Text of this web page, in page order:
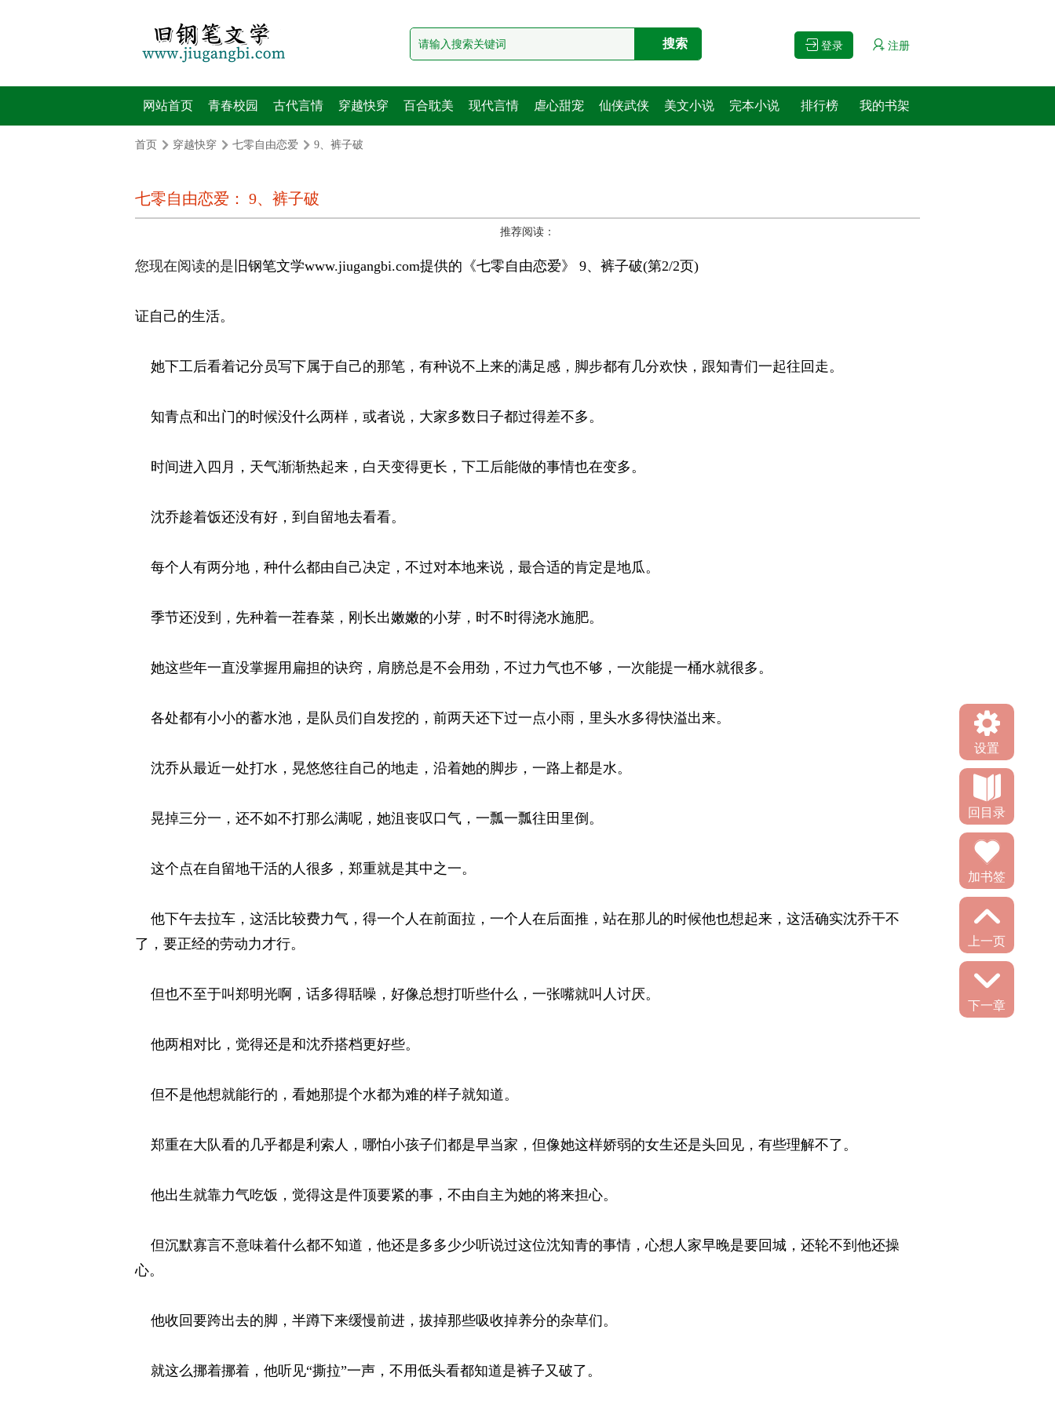
登录 注册
网站首页 青春校园 古代言情 穿越快穿 百合耽美 现代言情 虐心甜宠 仙侠武侠 美文小说 完本小说 排行榜 我的书架
首页 穿越快穿 七零自由恋爱 9、裤子破
七零自由恋爱： 9、裤子破
推荐阅读：
您现在阅读的是 旧钢笔文学www.jiugangbi.com提供的《七零自由恋爱》 9、裤子破(第2/2页)
证自己的生活。
她下工后看着记分员写下属于自己的那笔，有种说不上来的满足感，脚步都有几分欢快，跟知青们一起往回走。
知青点和出门的时候没什么两样，或者说，大家多数日子都过得差不多。
时间进入四月，天气渐渐热起来，白天变得更长，下工后能做的事情也在变多。
沈乔趁着饭还没有好，到自留地去看看。
每个人有两分地，种什么都由自己决定，不过对本地来说，最合适的肯定是地瓜。
季节还没到，先种着一茬春菜，刚长出嫩嫩的小芽，时不时得浇水施肥。
她这些年一直没掌握用扁担的诀窍，肩膀总是不会用劲，不过力气也不够，一次能提一桶水就很多。
各处都有小小的蓄水池，是队员们自发挖的，前两天还下过一点小雨，里头水多得快溢出来。
沈乔从最近一处打水，晃悠悠往自己的地走，沿着她的脚步，一路上都是水。
晃掉三分一，还不如不打那么满呢，她沮丧叹口气，一瓢一瓢往田里倒。
这个点在自留地干活的人很多，郑重就是其中之一。
他下午去拉车，这活比较费力气，得一个人在前面拉，一个人在后面推，站在那儿的时候他也想起来，这活确实沈乔干不
了，要正经的劳动力才行。
但也不至于叫郑明光啊，话多得聒噪，好像总想打听些什么，一张嘴就叫人讨厌。
他两相对比，觉得还是和沈乔搭档更好些。
但不是他想就能行的，看她那提个水都为难的样子就知道。
郑重在大队看的几乎都是利索人，哪怕小孩子们都是早当家，但像她这样娇弱的女生还是头回见，有些理解不了。
他出生就靠力气吃饭，觉得这是件顶要紧的事，不由自主为她的将来担心。
但沉默寡言不意味着什么都不知道，他还是多多少少听说过这位沈知青的事情，心想人家早晚是要回城，还轮不到他还操
心。
他收回要跨出去的脚，半蹲下来缓慢前进，拔掉那些吸收掉养分的杂草们。
就这么挪着挪着，他听见“撕拉”一声，不用低头看都知道是裤子又破了。
设置
回目录
加书签
上一页
下一章